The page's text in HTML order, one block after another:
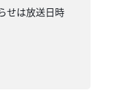
せは放送日時